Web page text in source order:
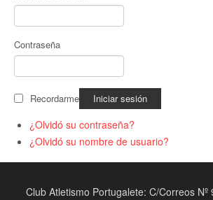
Contraseña
Recordarme
¿Olvidó su contraseña?
¿Olvidó su nombre de usuario?
Club Atletismo Portugalete: C/Correos Nº